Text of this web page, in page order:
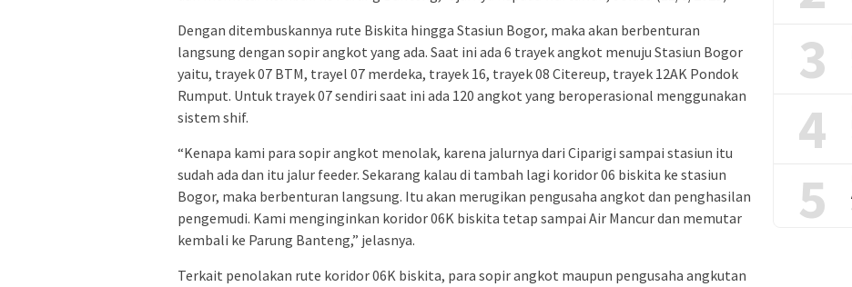
Dengan ditembuskannya rute Biskita hingga Stasiun Bogor, maka akan berbenturan
langsung dengan sopir angkot yang ada. Saat ini ada 6 trayek angkot menuju Stasiun Bogor
yaitu, trayek 07 BTM, trayel 07 merdeka, trayek 16, trayek 08 Citereup, trayek 12AK Pondok
Rumput. Untuk trayek 07 sendiri saat ini ada 120 angkot yang beroperasional menggunakan
sistem shif.
“Kenapa kami para sopir angkot menolak, karena jalurnya dari Ciparigi sampai stasiun itu
sudah ada dan itu jalur feeder. Sekarang kalau di tambah lagi koridor 06 biskita ke stasiun
Bogor, maka berbenturan langsung. Itu akan merugikan pengusaha angkot dan penghasilan
pengemudi. Kami menginginkan koridor 06K biskita tetap sampai Air Mancur dan memutar
kembali ke Parung Banteng,” jelasnya.
Terkait penolakan rute koridor 06K biskita, para sopir angkot maupun pengusaha angkutan
3
4
5